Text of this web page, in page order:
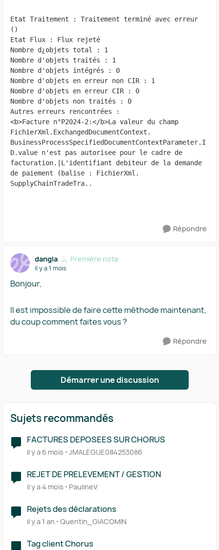
Etat Traitement : Traitement terminé avec erreur
()
Etat Flux : Flux rejeté
Nombre d¿objets total : 1
Nombre d'objets traités : 1
Nombre d'objets intégrés : 0
Nombre d'objets en erreur non CIR : 1
Nombre d'objets en erreur CIR : 0
Nombre d'objets non traités : 0
Autres erreurs rencontrées :
<b>Facture n°P2024-2:</b>La valeur du champ
FichierXml.ExchangedDocumentContext.
BusinessProcessSpecifiedDocumentContextParameter.I
D.value n'est pas autorisee pour le cadre de
facturation.|L'identifiant debiteur de la demande
de paiement (balise : FichierXml.
SupplyChainTradeTra..
Répondre
dangla Première note
il y a 1 mois
Bonjour,
Il est impossible de faire cette méthode maintenant,
du coup comment faites vous ?
Répondre
Démarrer une discussion
Sujets recommandés
FACTURES DEPOSEES SUR CHORUS
il y a 6 mois JMALEGUE084253086
REJET DE PRELEVEMENT / GESTION
il y a 4 mois PaulineV
Rejets des déclarations
il y a 1 an Quentin_GIACOMIN
Tag client Chorus